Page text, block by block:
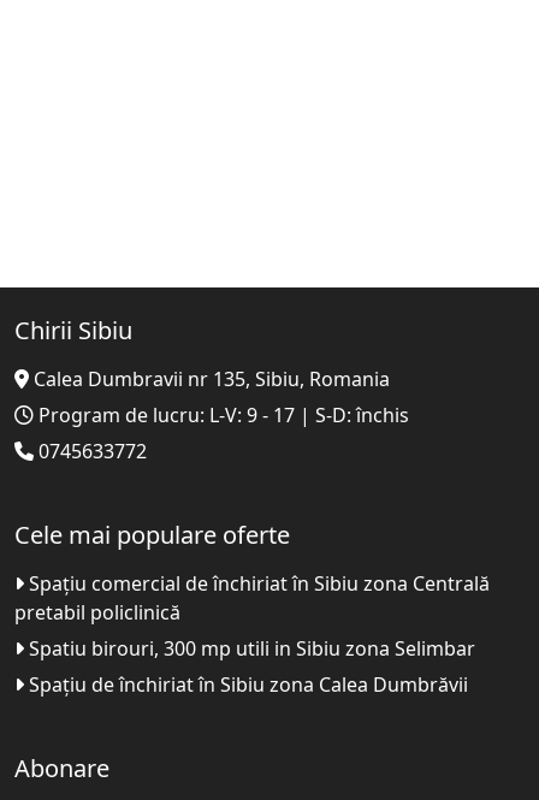
Chirii Sibiu
Calea Dumbravii nr 135, Sibiu, Romania
Program de lucru: L-V: 9 - 17 | S-D: închis
0745633772
Cele mai populare oferte
Spațiu comercial de închiriat în Sibiu zona Centrală
pretabil policlinică
Spatiu birouri, 300 mp utili in Sibiu zona Selimbar
Spațiu de închiriat în Sibiu zona Calea Dumbrăvii
Abonare